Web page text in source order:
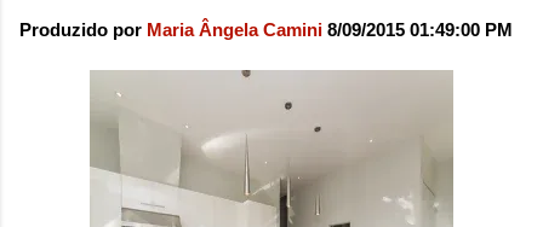
Produzido por Maria Ângela Camini 8/09/2015 01:49:00 PM